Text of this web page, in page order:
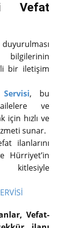
Vefat
bir iletişim
, bu
ve
için hızlı ve
sunar.
ilanlarını
Hürriyet’in
Vefat-